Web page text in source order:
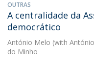
OUTRAS
A centralidade da
democrático
António Melo (with
do Minho